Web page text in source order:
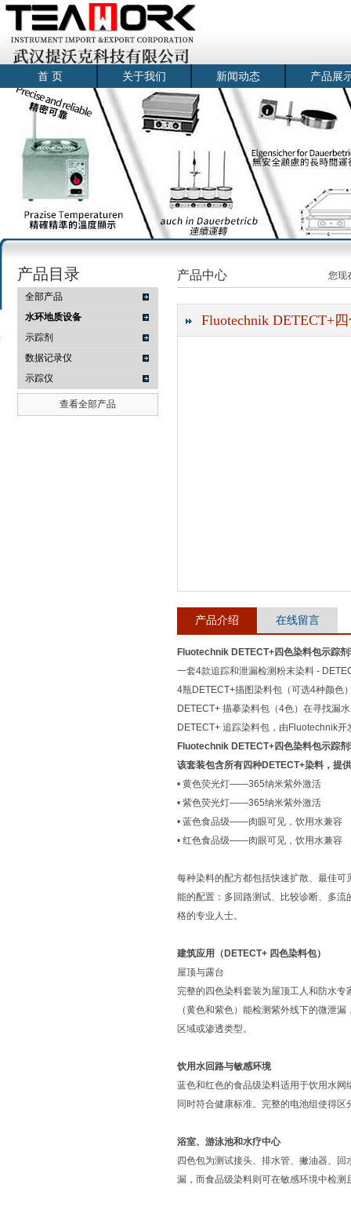
武汉提沃克科技有限公司
首 页 关于我们 新闻动态 产品展
产品目录
全部产品
水环地质设备
示踪剂
数据记录仪
示踪仪
查看全部产品
产品中心 您现
Fluotechnik DETECT+
产品介绍 在线留言
Fluotechnik DETECT+四色染料包示踪
一套4款追踪和泄漏检测粉末染料 -
4瓶DETECT+描图染料包（可选4种颜色
DETECT+ 描摹染料包（4色）在寻找漏
DETECT+ 追踪染料包，由Fluotechnik
Fluotechnik DETECT+四色染料包示踪
该套装包含所有四种DETECT+染料，提
• 黄色荧光灯——365纳米紫外激活
• 紫色荧光灯——365纳米紫外激活
• 蓝色食品级——肉眼可见，饮用水兼容
• 红色食品级——肉眼可见，饮用水兼容
每种染料的配方都包括快速扩散、最佳
能的配置：多回路测试、比较诊断、多
格的专业人士。
建筑应用（DETECT+ 四色染料包）
屋顶与露台
完整的四色染料套装为屋顶工人和防水
（黄色和紫色）能检测紫外线下的微泄
区域或渗透类型。
饮用水回路与敏感环境
蓝色和红色的食品级染料适用于饮用水
同时符合健康标准。完整的电池组使得
浴室、游泳池和水疗中心
四色包为测试接头、排水管、撇油器、
漏，而食品级染料则可在敏感环境中检